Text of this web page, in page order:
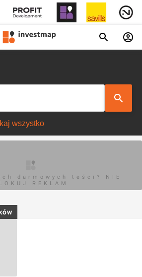
darmowych teści? NIE
REKLAM